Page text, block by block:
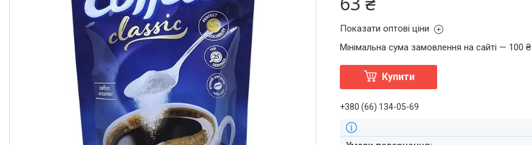
Показати оптові ціни
Мінімальна сума замовлення на сайті — 100 ₴
Купити
+380 (66) 134-05-69